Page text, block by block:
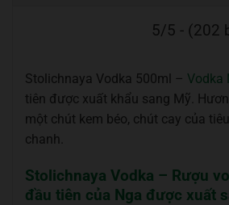
5/5 - (202
Stolichnaya Vodka 500ml – Vodka
tiên được xuất khẩu sang Mỹ.
một chút kem béo, chút cay của
chanh.
Stolichnaya Vodka – Rượu
đầu tiên của Nga được xuất